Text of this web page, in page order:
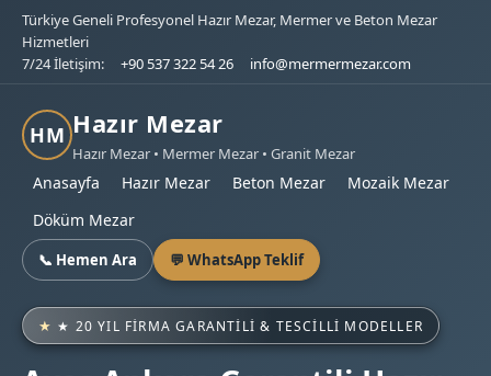
Türkiye Geneli Profesyonel Hazır Mezar, Mermer ve Beton Mezar
Hizmetleri
7/24 İletişim:
+90 537 322 54 26 info@mermermezar.com
HM Hazır Mezar
Hazır Mezar • Mermer Mezar • Granit Mezar
Anasayfa Hazır Mezar Beton Mezar
Mozaik Mezar
Döküm Mezar
📞 Hemen Ara 💬 WhatsApp Teklif
★ 20 YIL FIRMA GARANTILI & TESCILLI MODELLER